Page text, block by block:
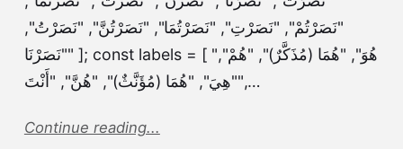
"نَصَرْتُمْ", "نَصَرْتِ", "نَصَرْتُمَا", "نَصَرْتُنَّ", "نَصَرْتُ",
"نَصَرْنَا" ]; const labels = [ "هُوَ", "هُمَا (مُذَكَّرٌ)", "هُمْ",
"هِيَ", "هُمَا (مُؤَنَّثٌ)", "هُنَّ", "أَنْتَ",…
Continue reading...